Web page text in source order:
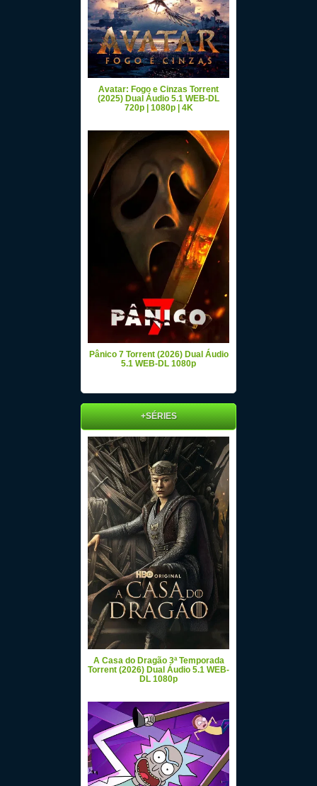
Avatar: Fogo e Cinzas Torrent
(2025) Dual Áudio 5.1 WEB-DL
720p | 1080p | 4K
Pânico 7 Torrent (2026) Dual Áudio
5.1 WEB-DL 1080p
+SÉRIES
A Casa do Dragão 3ª Temporada
Torrent (2026) Dual Áudio 5.1 WEB-
DL 1080p